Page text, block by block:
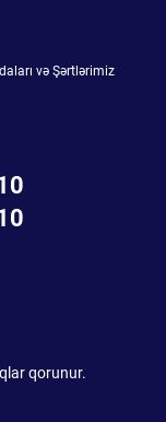
və Şərtlərimiz
qorunur.